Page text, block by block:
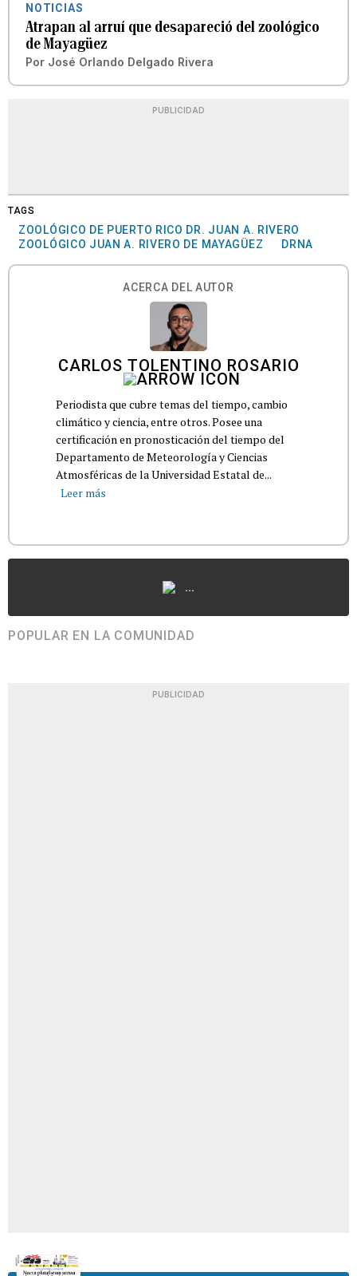
NOTICIAS
Atrapan al arruí que desapareció del zoológico
de Mayagüez
Por José Orlando Delgado Rivera
PUBLICIDAD
TAGS
ZOOLÓGICO DE PUERTO RICO DR. JUAN A. RIVERO
ZOOLÓGICO JUAN A. RIVERO DE MAYAGÜEZ
DRNA
ACERCA DEL AUTOR
CARLOS TOLENTINO ROSARIO
Periodista que cubre temas del tiempo, cambio
climático y ciencia, entre otros. Posee una
certificación en pronosticación del tiempo del
Departamento de Meteorología y Ciencias
Atmosféricas de la Universidad Estatal de...
Leer más
...
POPULAR EN LA COMUNIDAD
PUBLICIDAD